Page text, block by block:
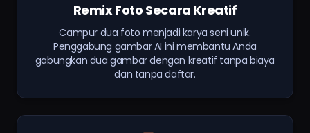
Remix Foto Secara Kreatif
Campur dua foto menjadi karya seni unik.
Penggabung gambar AI ini membantu Anda
gabungkan dua gambar dengan kreatif tanpa biaya
dan tanpa daftar.